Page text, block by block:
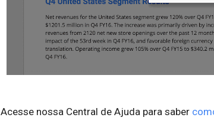
Acesse nossa Central de Ajuda para saber